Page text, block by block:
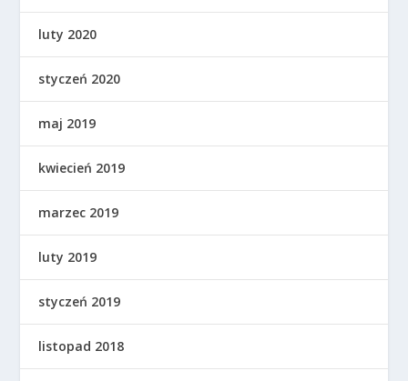
luty 2020
styczeń 2020
maj 2019
kwiecień 2019
marzec 2019
luty 2019
styczeń 2019
listopad 2018